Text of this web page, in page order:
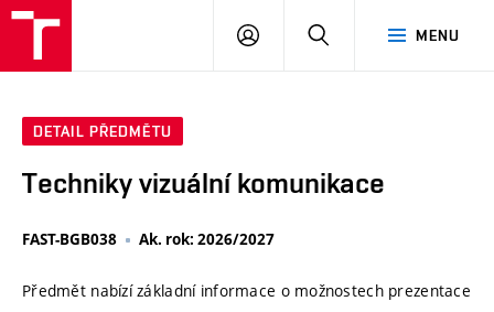
MENU
PŘIHLÁSIT
DETAIL PŘEDMĚTU
Techniky vizuální komunikace
FAST-BGB038 Ak. rok: 2026/2027
Předmět nabízí základní informace o možnostech prezentace